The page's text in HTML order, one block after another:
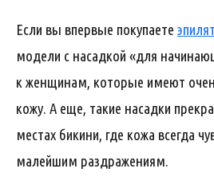
Если вы впервые покупаете
модели с насадкой «для
к женщинам, которые имеют
кожу. А еще, такие насадки
местах бикини, где кожа всегда
малейшим раздражениям.